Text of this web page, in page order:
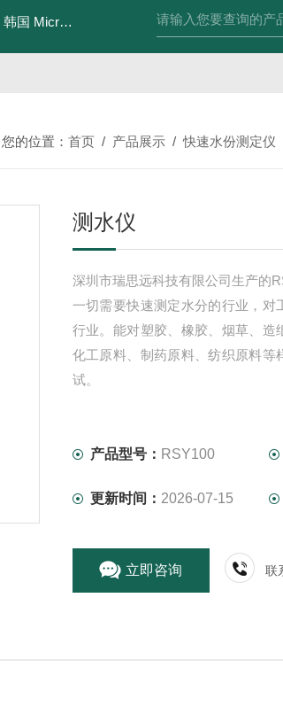
韩国 MicroPioneerXRF-2020 X射线荧光膜厚仪
您的位置： 首页 / 产品展示 /快速水份测定仪
测水仪
深圳市瑞思远科技有限公司生产的
一切需要快速测定水分的行业，对
行业。能对塑胶、橡胶、烟草、造
化工原料、制药原料、纺织原料等
试。
产品型号： RSY100
更新时间： 2026-07-15
立即咨询 联